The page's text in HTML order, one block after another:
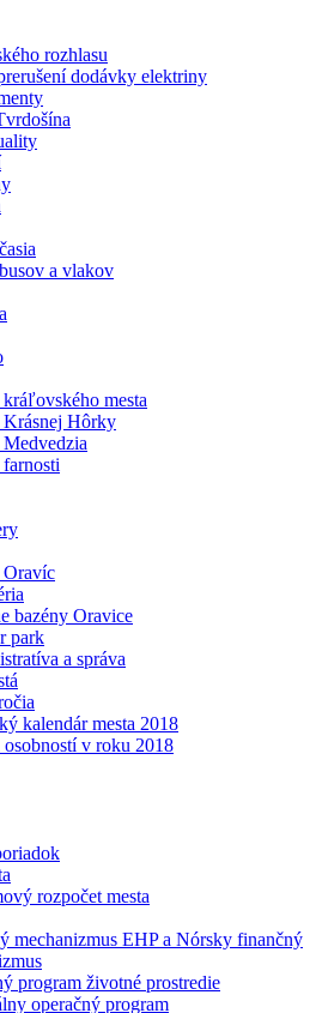
rozhlasu
dodávky elektriny
a vlakov
mesta
Hôrky
bazény Oravice
park
a správa
kalendár mesta 2018
v roku 2018
rozpočet mesta
mechanizmus EHP a Nórsky finančný
program životné prostredie
operačný program